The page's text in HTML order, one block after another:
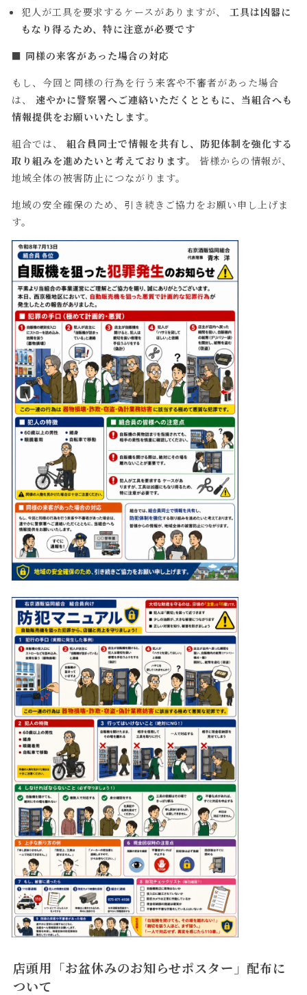
犯人が工具を要求するケースがありますが、 工具は凶器に
もなり得るため、特に注意が必要です
■ 同様の来客があった場合の対応
もし、今回と同様の行為を行う来客や不審者があった場合
は、速やかに警察署へご連絡いただくとともに、当組合へも
情報提供をお願いいたします。
組合では、組合員同士で情報を共有し、防犯体制を強化する
取り組みを進めたいと考えております。
皆様からの情報が、
地域全体の被害防止につながります。
地域の安全確保のため、引き続きご協力をお願い申し上げま
す。
店頭用「お盆休みのお知らせポスター」配布に
ついて